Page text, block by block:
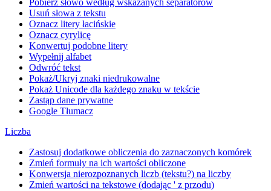
Pobierz słowo według wskazanych separatorów
Usuń słowa z tekstu
Oznacz litery łacińskie
Oznacz cyrylicę
Konwertuj podobne litery
Wypełnij alfabet
Odwróć tekst
Pokaż/Ukryj znaki niedrukowalne
Pokaż Unicode dla każdego znaku w tekście
Zastąp dane prywatne
Google Tłumacz
Liczba
Zastosuj dodatkowe obliczenia do zaznaczonych komórek
Zmień formuły na ich wartości obliczone
Konwersja nierozpoznanych liczb (tekstu?) na liczby
Zmień wartości na tekstowe (dodając ' z przodu)